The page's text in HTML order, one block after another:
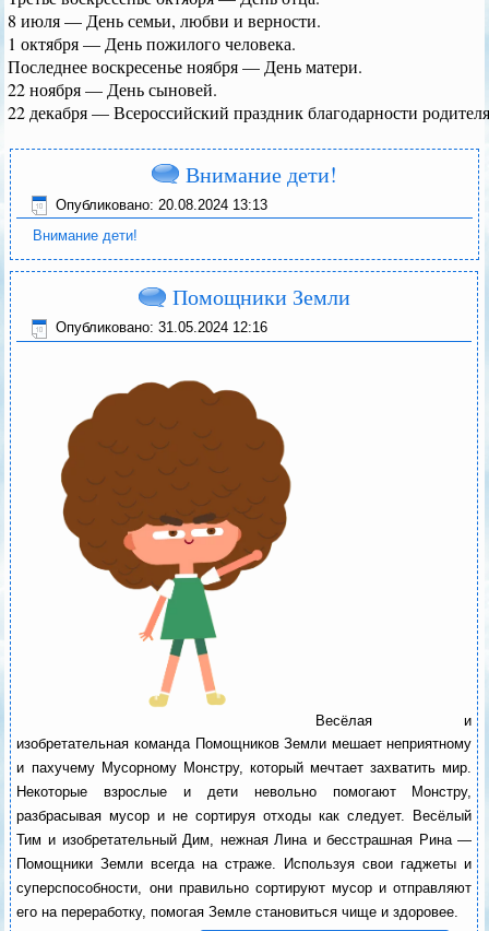
8 июля — День семьи, любви и верности.
1 октября — День пожилого человека.
Последнее воскресенье ноября — День матери.
22 ноября — День сыновей.
22 декабря — Всероссийский праздник благодарности
Внимание дети!
Опубликовано: 20.08.2024 13:13
Внимание дети!
Помощники Земли
Опубликовано: 31.05.2024 12:16
Весёлая и
изобретательная команда Помощников Земли мешает неприятному
и пахучему Мусорному Монстру, который мечтает захватить мир.
Некоторые взрослые и дети невольно помогают Монстру,
разбрасывая мусор и не сортируя отходы как следует. Весёлый
Тим и изобретательный Дим, нежная Лина и бесстрашная Рина —
Помощники Земли всегда на страже. Используя свои гаджеты и
суперспособности, они правильно сортируют мусор и отправляют
его на переработку, помогая Земле становиться чище и здоровее.